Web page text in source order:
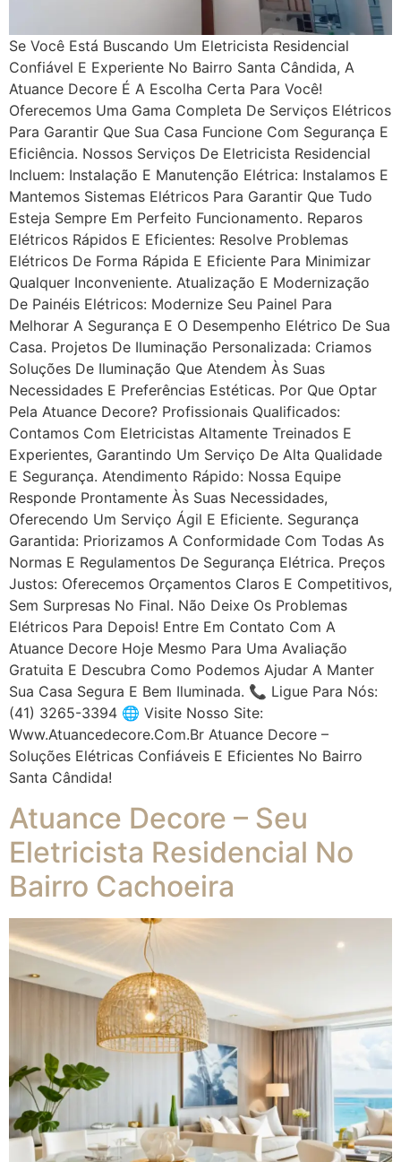
Se Você Está Buscando Um Eletricista Residencial
Confiável E Experiente No Bairro Santa Cândida, A
Atuance Decore É A Escolha Certa Para Você!
Oferecemos Uma Gama Completa De Serviços Elétricos
Para Garantir Que Sua Casa Funcione Com Segurança E
Eficiência. Nossos Serviços De Eletricista Residencial
Incluem: Instalação E Manutenção Elétrica: Instalamos E
Mantemos Sistemas Elétricos Para Garantir Que Tudo
Esteja Sempre Em Perfeito Funcionamento. Reparos
Elétricos Rápidos E Eficientes: Resolve Problemas
Elétricos De Forma Rápida E Eficiente Para Minimizar
Qualquer Inconveniente. Atualização E Modernização
De Painéis Elétricos: Modernize Seu Painel Para
Melhorar A Segurança E O Desempenho Elétrico De Sua
Casa. Projetos De Iluminação Personalizada: Criamos
Soluções De Iluminação Que Atendem Às Suas
Necessidades E Preferências Estéticas. Por Que Optar
Pela Atuance Decore? Profissionais Qualificados:
Contamos Com Eletricistas Altamente Treinados E
Experientes, Garantindo Um Serviço De Alta Qualidade
E Segurança. Atendimento Rápido: Nossa Equipe
Responde Prontamente Às Suas Necessidades,
Oferecendo Um Serviço Ágil E Eficiente. Segurança
Garantida: Priorizamos A Conformidade Com Todas As
Normas E Regulamentos De Segurança Elétrica. Preços
Justos: Oferecemos Orçamentos Claros E Competitivos,
Sem Surpresas No Final. Não Deixe Os Problemas
Elétricos Para Depois! Entre Em Contato Com A
Atuance Decore Hoje Mesmo Para Uma Avaliação
Gratuita E Descubra Como Podemos Ajudar A Manter
Sua Casa Segura E Bem Iluminada. 📞 Ligue Para Nós:
(41) 3265-3394 🌐 Visite Nosso Site:
Www.atuancedecore.com.br Atuance Decore –
Soluções Elétricas Confiáveis E Eficientes No Bairro
Santa Cândida!
Atuance Decore – Seu
Eletricista Residencial No
Bairro Cachoeira